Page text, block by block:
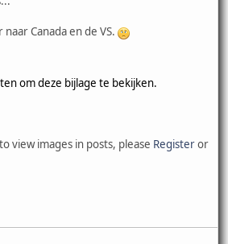
Canada en de VS.
om deze bijlage te bekijken.
view images in posts, please Registeror